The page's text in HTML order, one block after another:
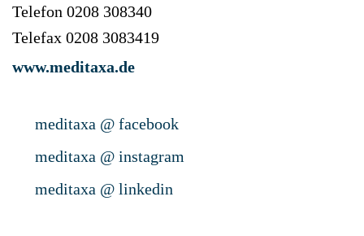
Telefon 0208 308340
Telefax 0208 3083419
www.meditaxa.de
meditaxa @ facebook
meditaxa @ instagram
meditaxa @ linkedin